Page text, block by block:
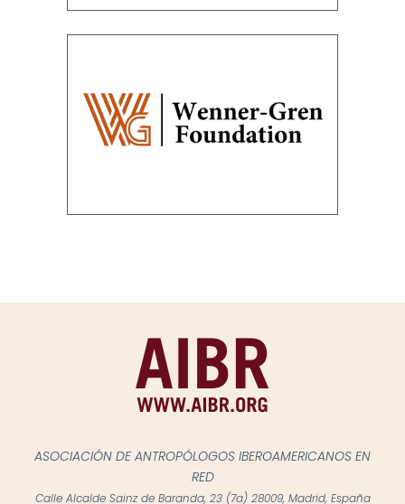
ASOCIACIÓN DE ANTROPÓLOGOS IBEROAMERICANOS EN
RED
Calle Alcalde Sainz de Baranda, 23 (7a) 28009, Madrid, España